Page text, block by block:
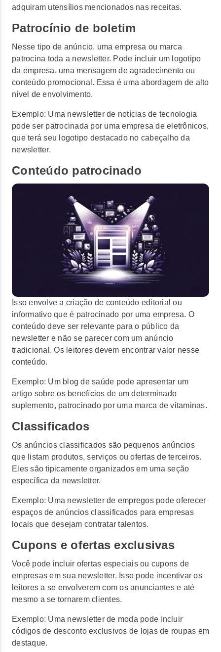
adquiram utensílios mencionados nas receitas.
Patrocínio de boletim
Nesse tipo de anúncio, uma empresa ou marca
patrocina toda a newsletter. Pode incluir um logotipo
da empresa, uma mensagem de agradecimento ou
conteúdo promocional. Essa é uma abordagem de alto
nível de envolvimento.
Exemplo: Uma newsletter de notícias de tecnologia
pode ser patrocinada por uma empresa de eletrônicos,
que terá seu logotipo destacado no cabeçalho da
newsletter.
Conteúdo patrocinado
Isso envolve a criação de conteúdo editorial ou
informativo que é patrocinado por uma empresa. O
conteúdo deve ser relevante para o público da
newsletter e não se parecer com um anúncio
tradicional. Os leitores devem encontrar valor nesse
conteúdo.
Exemplo: Um blog de saúde pode apresentar um
artigo sobre os benefícios de um determinado
suplemento, patrocinado por uma marca de vitaminas.
Classificados
Os anúncios classificados são pequenos anúncios
que listam produtos, serviços ou ofertas de terceiros.
Eles são tipicamente organizados em uma seção
específica da newsletter.
Exemplo: Uma newsletter de empregos pode oferecer
espaços de anúncios classificados para empresas
locais que desejam contratar talentos.
Cupons e ofertas exclusivas
Você pode incluir ofertas especiais ou cupons de
empresas em sua newsletter. Isso pode incentivar os
leitores a se envolverem com os anunciantes e até
mesmo a se tornarem clientes.
Exemplo: Uma newsletter de moda pode incluir
códigos de desconto exclusivos de lojas de roupas em
destaque.